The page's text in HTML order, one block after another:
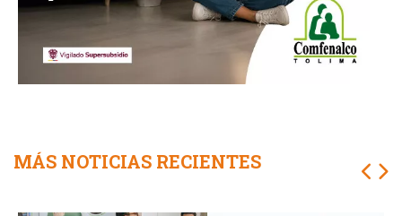
MÁS NOTICIAS RECIENTES